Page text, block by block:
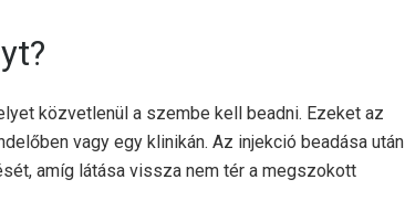
közvetlenül a szembe kell beadni. Ezeket az
vagy egy klinikán. Az injekció beadása után
amíg látása vissza nem tér a megszokott